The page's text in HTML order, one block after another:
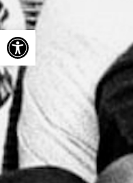
Ouvrir la